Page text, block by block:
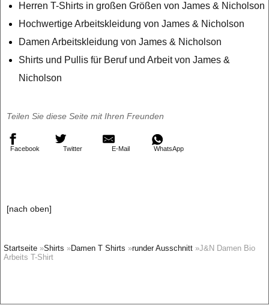
Herren T-Shirts in großen Größen von James & Nicholson
Hochwertige Arbeitskleidung von James & Nicholson
Damen Arbeitskleidung von James & Nicholson
Shirts und Pullis für Beruf und Arbeit von James &
Nicholson
Teilen Sie diese Seite mit Ihren Freunden
Facebook Twitter E-Mail WhatsApp
[nach oben]
Startseite »Shirts »Damen T Shirts »runder Ausschnitt »J&N Damen Bio
Arbeits T-Shirt